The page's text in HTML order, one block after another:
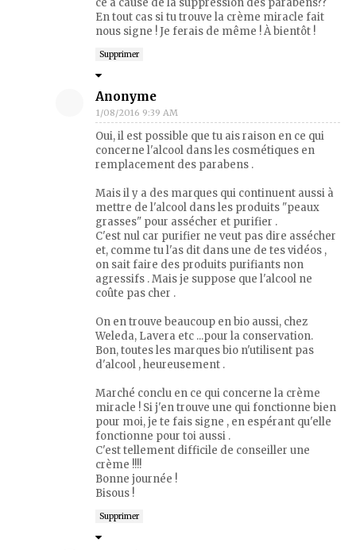
ce à cause de la suppression des parabens??
En tout cas si tu trouve la crème miracle fait
nous signe ! Je ferais de même ! À bientôt !
Supprimer
Anonyme
1/08/2016 9:39 AM
Oui, il est possible que tu ais raison en ce qui
concerne l'alcool dans les cosmétiques en
remplacement des parabens .
Mais il y a des marques qui continuent aussi à
mettre de l'alcool dans les produits "peaux
grasses" pour assécher et purifier .
C'est nul car purifier ne veut pas dire assécher
et, comme tu l'as dit dans une de tes vidéos ,
on sait faire des produits purifiants non
agressifs . Mais je suppose que l'alcool ne
coûte pas cher .
On en trouve beaucoup en bio aussi, chez
Weleda, Lavera etc ...pour la conservation.
Bon, toutes les marques bio n'utilisent pas
d'alcool , heureusement .
Marché conclu en ce qui concerne la crème
miracle ! Si j'en trouve une qui fonctionne bien
pour moi, je te fais signe , en espérant qu'elle
fonctionne pour toi aussi .
C'est tellement difficile de conseiller une
crème !!!!
Bonne journée !
Bisous !
Supprimer